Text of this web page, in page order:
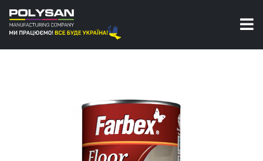
Алкидная эмаль для пола
Эмаль алкидная ПФ-266 для пола Farbex